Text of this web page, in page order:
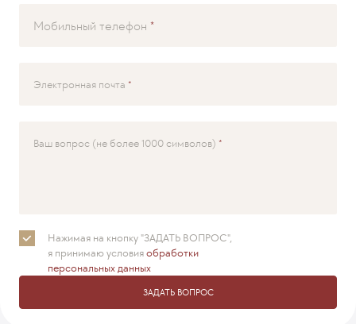
Мобильный телефон
Электронная почта
Ваш вопрос (не более 1000 символов)
Нажимая на кнопку "ЗАДАТЬ ВОПРОС",
я принимаюусловияобработки
персональных данных
ЗАДАТЬ ВОПРОС